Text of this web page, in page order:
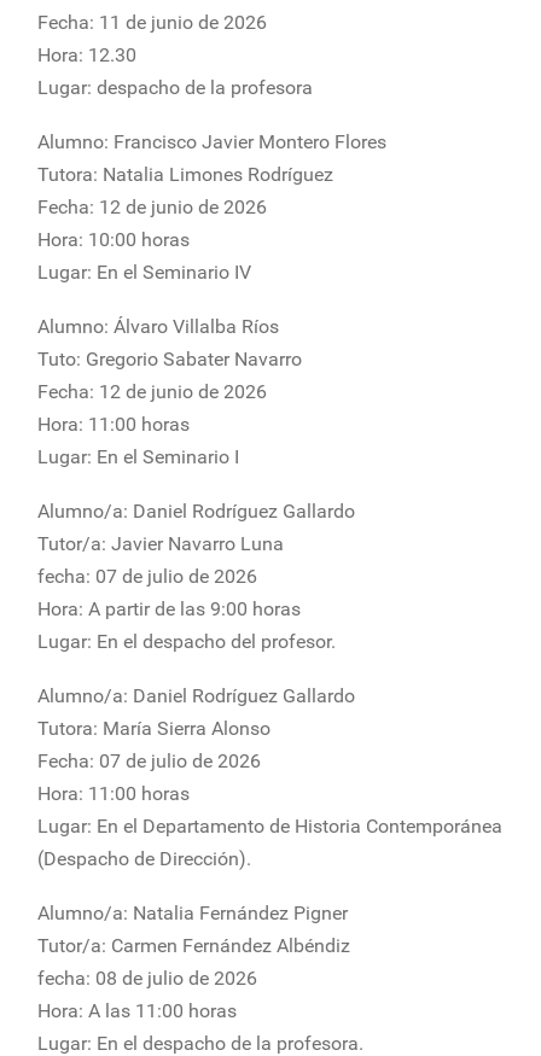
Fecha: 11 de junio de 2026
Hora: 12.30
Lugar: despacho de la profesora
Alumno: Francisco Javier Montero Flores
Tutora: Natalia Limones Rodríguez
Fecha: 12 de junio de 2026
Hora: 10:00 horas
Lugar: En el Seminario IV
Alumno: Álvaro Villalba Ríos
Tuto: Gregorio Sabater Navarro
Fecha: 12 de junio de 2026
Hora: 11:00 horas
Lugar: En el Seminario I
Alumno/a: Daniel Rodríguez Gallardo
Tutor/a: Javier Navarro Luna
fecha: 07 de julio de 2026
Hora: A partir de las 9:00 horas
Lugar: En el despacho del profesor.
Alumno/a: Daniel Rodríguez Gallardo
Tutora: María Sierra Alonso
Fecha: 07 de julio de 2026
Hora: 11:00 horas
Lugar: En el Departamento de Historia Contemporánea
(Despacho de Dirección).
Alumno/a: Natalia Fernández Pigner
Tutor/a: Carmen Fernández Albéndiz
fecha: 08 de julio de 2026
Hora: A las 11:00 horas
Lugar: En el despacho de la profesora.